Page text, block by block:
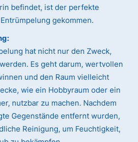
befindet, ist der perfekte
gekommen.
hat nicht nur den Zweck,
Es geht darum, wertvollen
und den Raum vielleicht
wie ein Hobbyraum oder ein
nutzbar zu machen. Nachdem
Gegenstände entfernt wurden,
Reinigung, um Feuchtigkeit,